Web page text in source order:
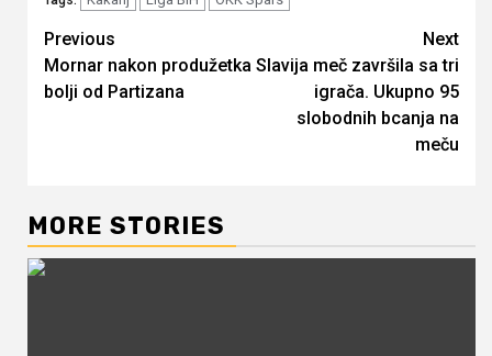
Continue
Reading
Previous
Mornar nakon produžetka
bolji od Partizana
Next
Slavija meč završila sa tri
igrača. Ukupno 95
slobodnih bcanja na
meču
MORE STORIES